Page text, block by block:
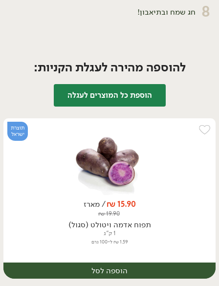
8 חג שמח ובתיאבון!
להוספה מהירה לעגלת הקניות:
הוספת כל המוצרים לעגלה
תוצרת
ישראל
15.90
₪/ מארז
19.90
₪
תפוח אדמה ויטולט (סגול)
1 ק"ג
1.59 ₪ ל-100 גרם
הוספה לסל